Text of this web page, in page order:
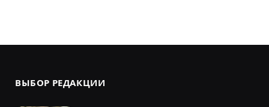
ВЫБОР РЕДАКЦИИ